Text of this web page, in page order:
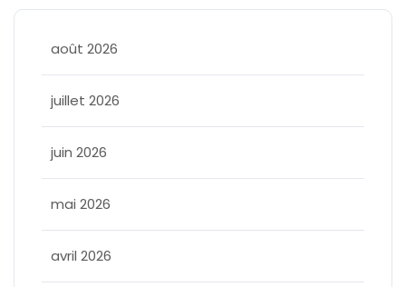
août 2026
juillet 2026
juin 2026
mai 2026
avril 2026